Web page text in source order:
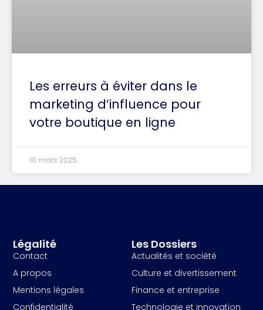
Les erreurs à éviter dans le
marketing d’influence pour
votre boutique en ligne
10 mars 2025
Les Dossiers
Actualités et société
Culture et divertissement
Finance et entreprise
Technologie et innovation
Légalité
Contact
A propos
Mentions légales
Confidentialité